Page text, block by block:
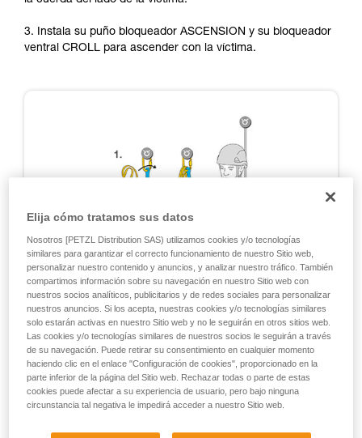
3. Instala su puño bloqueador ASCENSION y su bloqueador
ventral CROLL para ascender con la víctima.
Elija cómo tratamos sus datos
Nosotros [PETZL Distribution SAS) utilizamos cookies y/o tecnologías
similares para garantizar el correcto funcionamiento de nuestro Sitio web,
personalizar nuestro contenido y anuncios, y analizar nuestro tráfico. También
compartimos información sobre su navegación en nuestro Sitio web con
nuestros socios analíticos, publicitarios y de redes sociales para personalizar
nuestros anuncios. Si los acepta, nuestras cookies y/o tecnologías similares
solo estarán activas en nuestro Sitio web y no le seguirán en otros sitios web.
Las cookies y/o tecnologías similares de nuestros socios le seguirán a través
de su navegación. Puede retirar su consentimiento en cualquier momento
haciendo clic en el enlace "Configuración de cookies", proporcionado en la
parte inferior de la página del Sitio web. Rechazar todas o parte de estas
cookies puede afectar a su experiencia de usuario, pero bajo ninguna
circunstancia tal negativa le impedirá acceder a nuestro Sitio web.